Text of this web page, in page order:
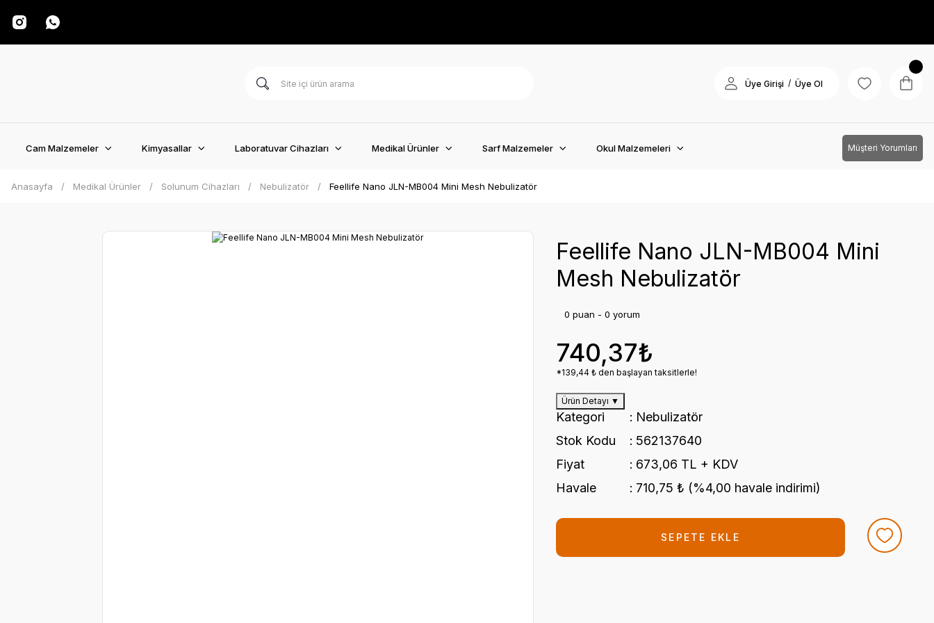
Üye Girişi / Üye Ol
Cam Malzemeler Kimyasallar Laboratuvar Cihazları Medikal Ürünler Sarf Malzemeler Okul Malzemeleri Müşteri Yorumları
Anasayfa Medikal Ürünler Solunum Cihazları Nebulizatör Feellife Nano JLN-MB004 Mini Mesh Nebulizatör
Feellife Nano JLN-MB004 Mini
Mesh Nebulizatör
0 puan - 0 yorum
740,37₺
*139,44 ₺ den başlayan taksitlerle!
Ürün Detayı ▼
Kategori
Nebulizatör
Stok Kodu
562137640
Fiyat
673,06 TL + KDV
Havale
710,75 ₺ (%4,00 havale indirimi)
SEPETE EKLE